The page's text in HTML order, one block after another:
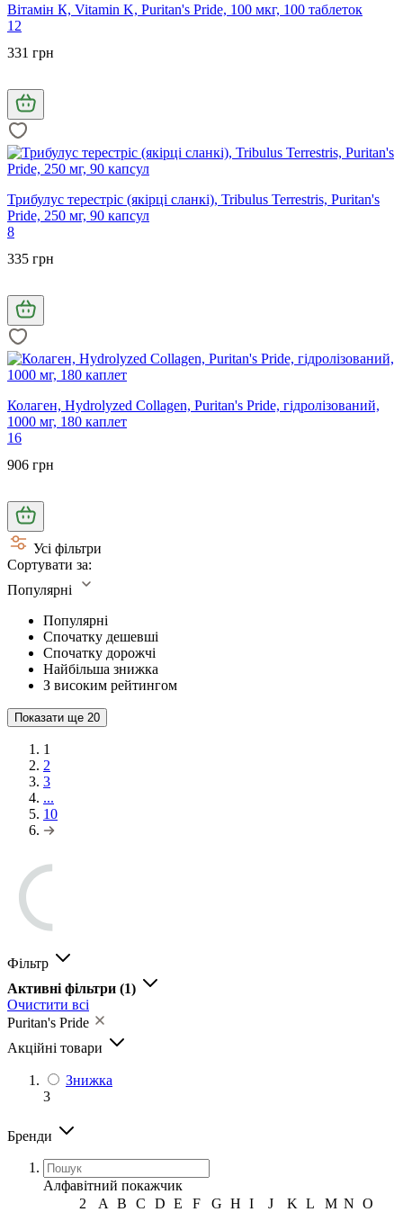
Вітамін К, Vitamin K, Puritan's Pride, 100 мкг, 100 таблеток
12
331 грн
Трибулус терестріс (якірці сланкі), Tribulus Terrestris, Puritan's
Pride, 250 мг, 90 капсул
8
335 грн
Колаген, Hydrolyzed Collagen, Puritan's Pride, гідролізований,
1000 мг, 180 каплет
16
906 грн
Усі фільтри
Сортувати за:
Популярні
Популярні
Спочатку дешевші
Спочатку дорожчі
Найбільша знижка
З високим рейтингом
Показати ще 20
1
2
3
...
10
Фільтр
Активні фільтри (1)
Очистити всі
Puritan's Pride
Акційні товари
Знижка
3
Бренди
Алфавітний покажчик
2
A B C D E F G H I J K L M N O